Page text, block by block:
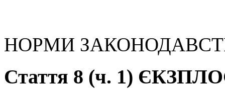
НОРМИ
Стаття 8 (ч. 1)